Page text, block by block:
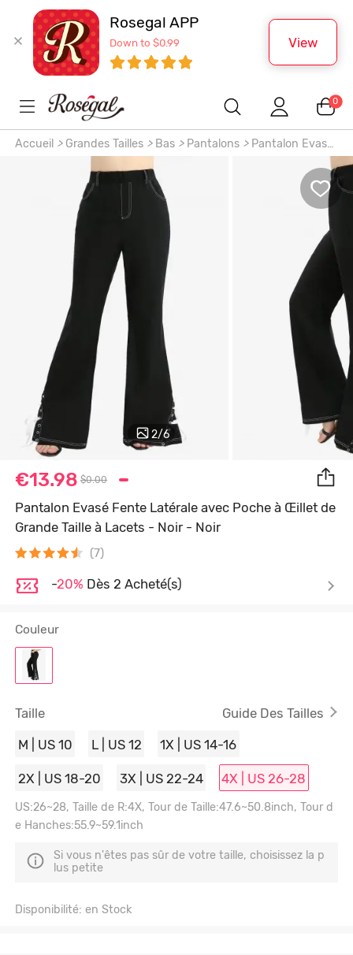
Rosegal APP
Down to $0.99 View
0
Accueil > Grandes Tailles > Bas > Pantalons >Pantalon Evasé
2/6
€13.98 $0.00
Pantalon Evasé Fente Latérale avec Poche à Œillet de
Grande Taille à Lacets - Noir - Noir
(7)
-20% Dès 2 Acheté(s)
Couleur
Taille
Guide Des Tailles
M | US 10
L | US 12 1X | US 14-16
2X | US 18-20 3X | US 22-24 4X | US 26-28
US:26~28, Taille de R:4X, Tour de Taille:47.6~50.8inch, Tour d
e Hanches:55.9~59.1inch
Si vous n'êtes pas sûr de votre taille, choisissez la p
lus petite
Disponibilité: en Stock